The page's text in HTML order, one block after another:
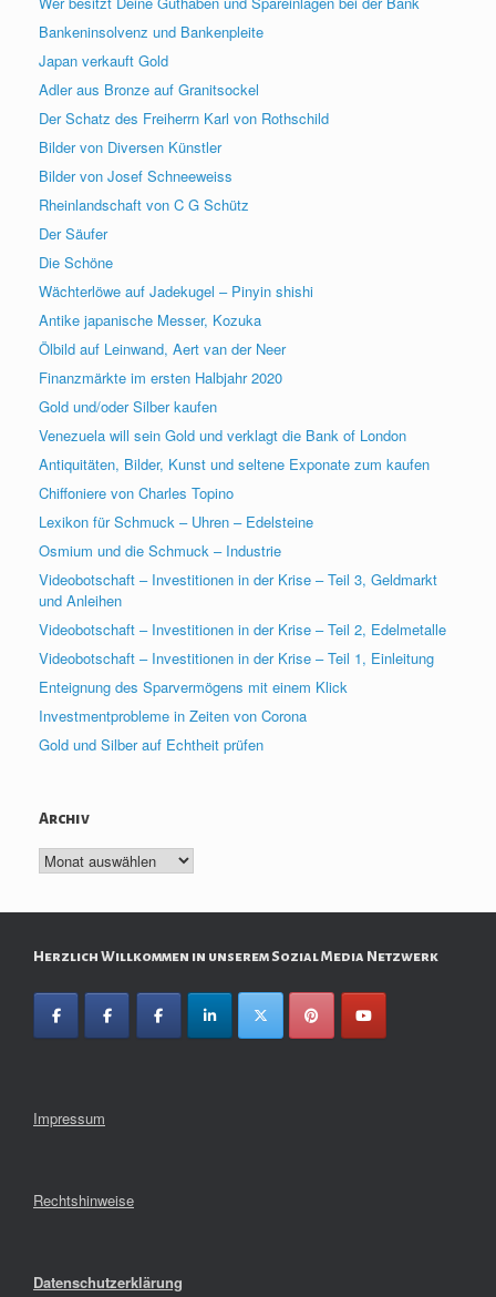
Bankeninsolvenz und Bankenpleite
Japan verkauft Gold
Adler aus Bronze auf Granitsockel
Der Schatz des Freiherrn Karl von Rothschild
Bilder von Diversen Künstler
Bilder von Josef Schneeweiss
Rheinlandschaft von C G Schütz
Der Säufer
Die Schöne
Wächterlöwe auf Jadekugel – Pinyin shishi
Antike japanische Messer, Kozuka
Ölbild auf Leinwand, Aert van der Neer
Finanzmärkte im ersten Halbjahr 2020
Gold und/oder Silber kaufen
Venezuela will sein Gold und verklagt die Bank of London
Antiquitäten, Bilder, Kunst und seltene Exponate zum kaufen
Chiffoniere von Charles Topino
Lexikon für Schmuck – Uhren – Edelsteine
Osmium und die Schmuck – Industrie
Videobotschaft – Investitionen in der Krise – Teil 3, Geldmarkt
und Anleihen
Videobotschaft – Investitionen in der Krise – Teil 2, Edelmetalle
Videobotschaft – Investitionen in der Krise – Teil 1, Einleitung
Enteignung des Sparvermögens mit einem Klick
Investmentprobleme in Zeiten von Corona
Gold und Silber auf Echtheit prüfen
Archiv
Archiv
Herzlich Willkommen in unserem Sozial Media Netzwerk
Impressum
Rechtshinweise
Datenschutzerklärung